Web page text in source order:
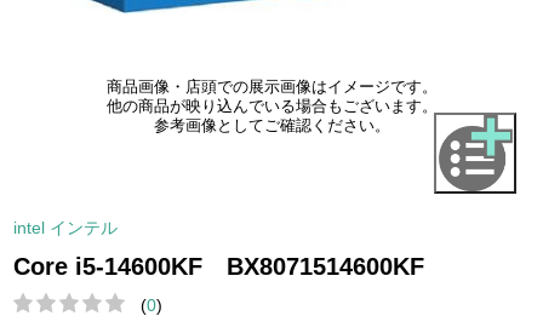
商品画像・店頭での展示画像はイメージです。
他の商品が映り込んでいる場合もございます。
参考画像としてご確認ください。
intel インテル
Core i5-14600KF BX8071514600KF
(0)